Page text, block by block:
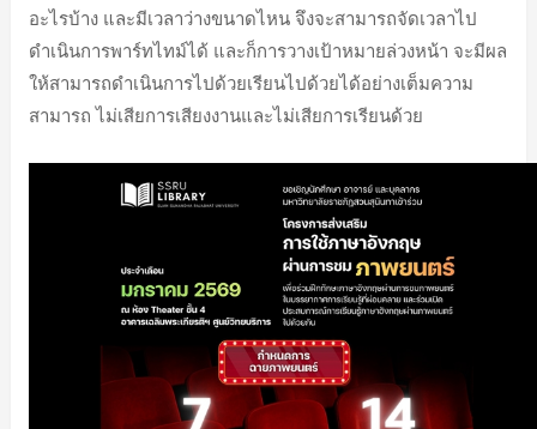
อะไรบ้าง และมีเวลาว่างขนาดไหน จึงจะสามารถจัดเวลาไป
ดำเนินการพาร์ทไทม์ได้ และก็การวางเป้าหมายล่วงหน้า จะมีผล
ให้สามารถดำเนินการไปด้วยเรียนไปด้วยได้อย่างเต็มความ
สามารถ ไม่เสียการเสียงงานและไม่เสียการเรียนด้วย